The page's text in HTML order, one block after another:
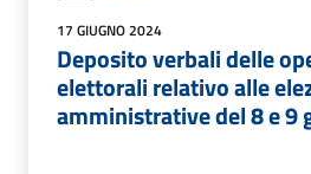
17 GIUGNO 2024
Deposito verbali delle
elettorali relativo alle
amministrative del 8 e 9